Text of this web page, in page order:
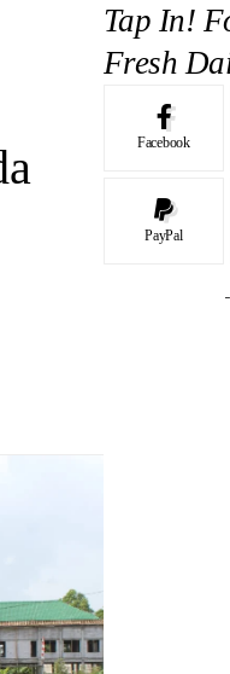
Tap In!
Fresh
Facebook
PayPal